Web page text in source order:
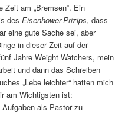
Zeit am „Bremsen“. Ein
desEisenhower-Prizips, dass
eine gute Sache sei, aber
in dieser Zeit auf der
Jahre Weight Watchers, mein
und dann das Schreiben
„Lebe leichter“ hatten mich
am Wichtigsten ist:
als Pastor zu